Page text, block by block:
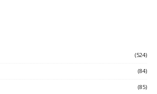
(524)
(84)
(85)